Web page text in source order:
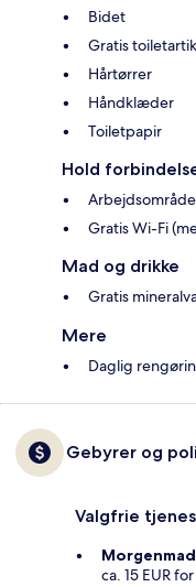
Bidet
Gratis
Hårtørrer
Håndklæder
Toiletpapir
Hold
Gratis Wi-Fi
Mad og drikke
Gratis
Mere
Daglig
Gebyrer og
Valgfrie
ca. 15 EUR